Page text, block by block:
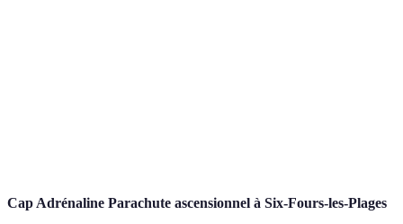
Cap Adrénaline Parachute ascensionnel à Six-Fours-les-Plages